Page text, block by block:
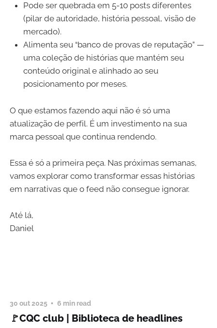
Pode ser quebrada em 5-10 posts diferentes
(pilar de autoridade, história pessoal, visão de
mercado).
Alimenta seu “banco de provas de reputação” —
uma coleção de histórias que mantém seu
conteúdo original e alinhado ao seu
posicionamento por meses.
O que estamos fazendo aqui não é só uma
atualização de perfil. É um investimento na sua
marca pessoal que continua rendendo.
Essa é só a primeira peça. Nas próximas semanas,
vamos explorar como transformar essas histórias
em narrativas que o feed não consegue ignorar.
Até lá,
Daniel
30 out 2025 6 min read
🚩CQC club | Biblioteca de headlines